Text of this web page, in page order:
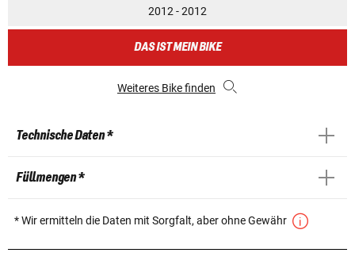
2012 - 2012
DAS IST MEIN BIKE
Weiteres Bike finden
Technische Daten *
Füllmengen *
* Wir ermitteln die Daten mit Sorgfalt, aber ohne Gewähr